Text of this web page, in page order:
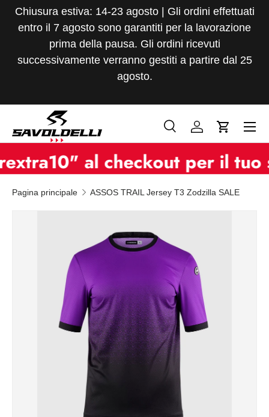
Passa ai contenuti
Chiusura estiva: 14-23 agosto | Gli ordini effettuati
entro il 7 agosto sono garantiti per la lavorazione
prima della pausa. Gli ordini ricevuti
successivamente verranno gestiti a partire dal 25
agosto.
Tutto
CercaAccediCarrello
Menu
al checkout per il tuo
Pagina principale ASSOS TRAIL Jersey T3 Zodzilla SALE